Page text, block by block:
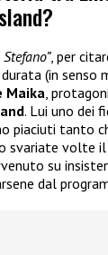
, per
(in senso
Maika,
. Lui uno dei
piaciuti tanto
svariate volte
su
dal